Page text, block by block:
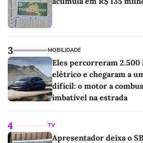
3 MOBILIDADE
Eles percorreram
elétrico e chegaram a
difícil: o motor a
imbatível na estrada
4 TV
Apresentador deixa o